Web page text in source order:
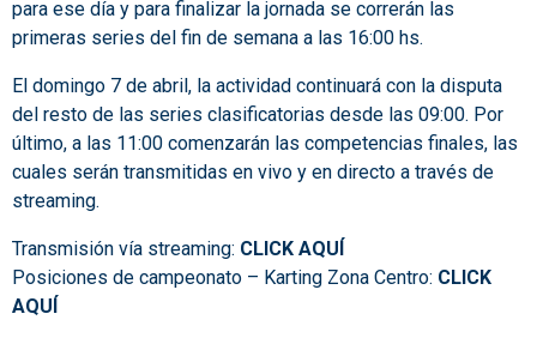
para ese día y para finalizar la jornada se correrán las
primeras series del fin de semana a las 16:00 hs.
El domingo 7 de abril, la actividad continuará con la disputa
del resto de las series clasificatorias desde las 09:00. Por
último, a las 11:00 comenzarán las competencias finales, las
cuales serán transmitidas en vivo y en directo a través de
streaming.
Transmisión vía streaming: CLICK AQUÍ
Posiciones de campeonato – Karting Zona Centro: CLICK
AQUÍ